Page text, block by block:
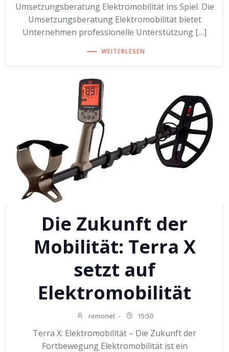
Umsetzungsberatung Elektromobilität ins Spiel. Die
Umsetzungsberatung Elektromobilität bietet
Unternehmen professionelle Unterstützung […]
WEITERLESEN
Die Zukunft der
Mobilität: Terra X
setzt auf
Elektromobilität
remonet - 15:50
Terra X: Elektromobilität – Die Zukunft der
Fortbewegung Elektromobilität ist ein